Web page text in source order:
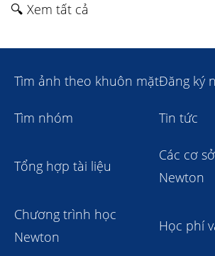
🔍 Xem tất cả
Tìm ảnh theo khuôn mặtĐăng ký
Tìm nhóm Tin tức
Tổng hợp tài liệu
Các cơ
Newton
Chương trình học
Newton
Học phí